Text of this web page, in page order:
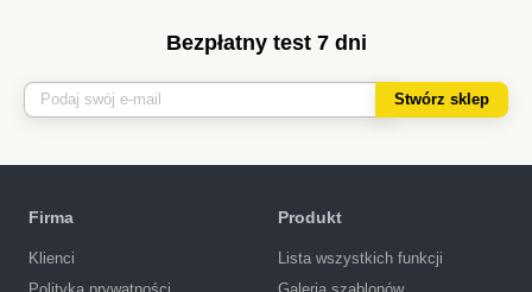
Bezpłatny test 7 dni
Stwórz sklep
Firma
Klienci
Produkt
Lista wszystkich funkcji